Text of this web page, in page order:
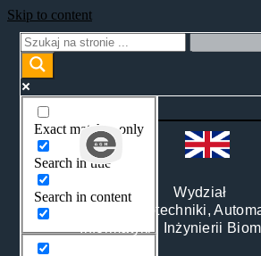
Skip to content
Exact matches only
Search in title
Search in content
Wydział
Elektrotechniki,
Informatyki i Inżynierii